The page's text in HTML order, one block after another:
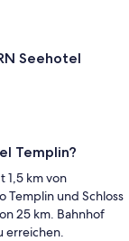
Seehotel
Templin?
1,5 km von
Templin und Schloss
25 km. Bahnhof
erreichen.